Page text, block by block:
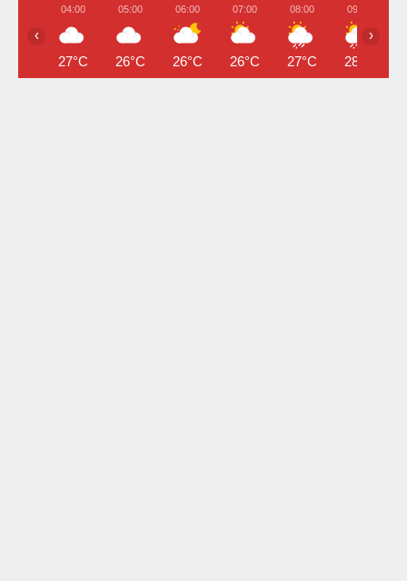
04:00
27°C
05:00
26°C
06:00
26°C
07:00
26°C
08:00
27°C
09:00
28°C
‹ ›